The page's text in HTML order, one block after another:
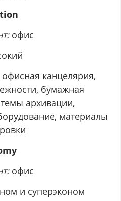
офис
офисная канцелярия,
бумажная
архивации,
материалы
офис
и суперэконом